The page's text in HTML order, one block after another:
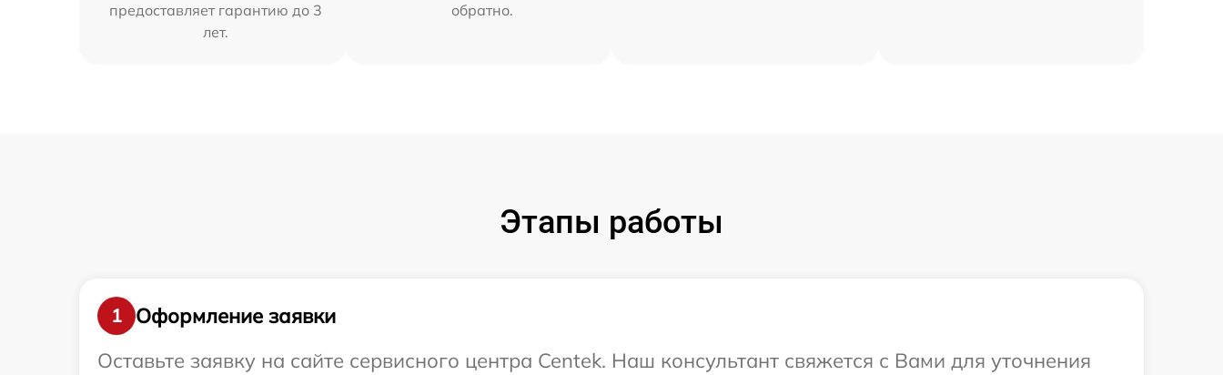
предоставляет гарантию до 3
лет.
обратно.
Этапы работы
1
Оформление заявки
Оставьте заявку на сайте сервисного центра Centek. Наш консультант свяжется с Вами для уточнения